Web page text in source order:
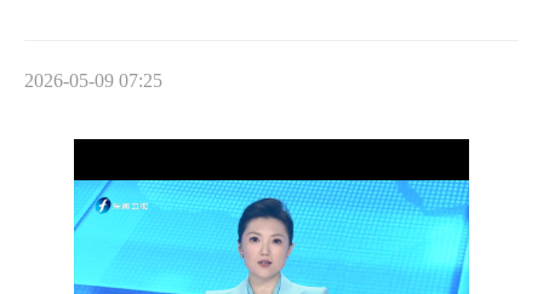
2026-05-09 07:25